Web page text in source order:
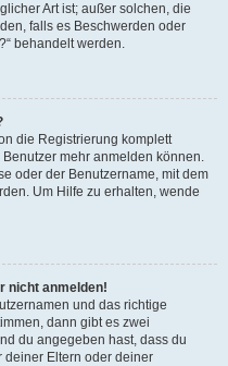
Art ist; außer solchen, die
falls es Beschwerden oder
behandelt werden.
die Registrierung komplett
mehr anmelden können.
oder der Benutzername, mit dem
Um Hilfe zu erhalten, wende
nicht anmelden!
und das richtige
dann gibt es zwei
du angegeben hast, dass du
deiner Eltern oder deiner